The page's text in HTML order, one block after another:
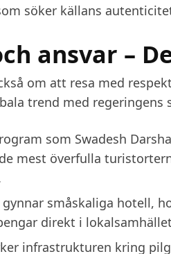
söker källans
ansvar –
om att resa med
trend med
som Swadesh
mest överfulla
småskaliga hotell,
direkt i
infrastrukturen kring